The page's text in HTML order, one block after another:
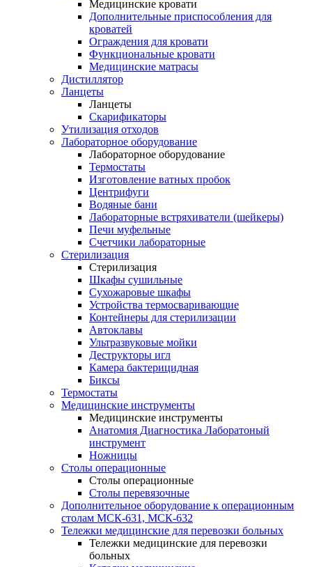
Медицинские кровати
Дополнительные приспособления для
кроватей
Ограждения для кровати
Функциональные кровати
Медицинские матрасы
Дистиллятор
Ланцеты
Ланцеты
Скарификаторы
Утилизация отходов
Лабораторное оборудование
Лабораторное оборудование
Термостаты
Изготовление ватных пробок
Центрифуги
Водяные бани
Лабораторные встряхиватели (шейкеры)
Печи муфельные
Счетчики лабораторные
Стерилизация
Стерилизация
Шкафы сушильные
Сухожаровые шкафы
Устройства термосваривающие
Контейнеры для стерилизации
Автоклавы
Ультразвуковые мойки
Деструкторы игл
Камера бактерицидная
Биксы
Термостаты
Медицинские инструменты
Медицинские инструменты
Анатомия Диагностика Лаборатоный
инструмент
Ножницы
Столы операционные
Столы операционные
Столы перевязочные
Дополнительное оборудование к операционным
столам МСК-631, МСК-632
Тележки медицинские для перевозки больных
Тележки медицинские для перевозки
больных